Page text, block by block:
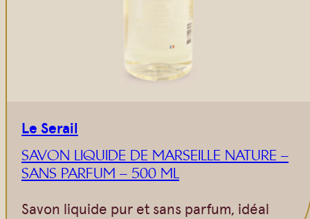
Le Serail
SAVON LIQUIDE DE MARSEILLE NATURE –
SANS PARFUM – 500 ML
Savon liquide pur et sans parfum, idéal